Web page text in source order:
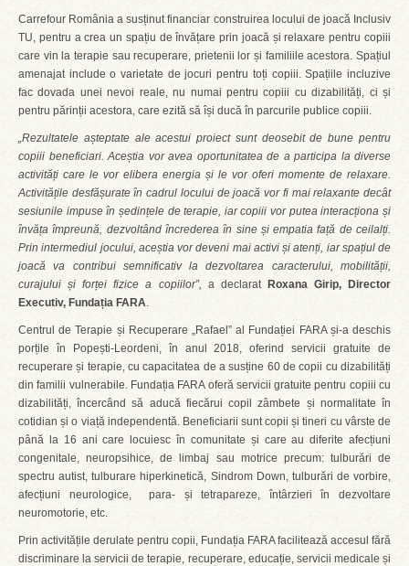
Carrefour România a susținut financiar construirea locului de joacă Inclusiv
TU, pentru a crea un spațiu de învățare prin joacă și relaxare pentru copiii
care vin la terapie sau recuperare, prietenii lor și familiile acestora. Spațiul
amenajat include o varietate de jocuri pentru toți copiii. Spațiile incluzive
fac dovada unei nevoi reale, nu numai pentru copiii cu dizabilități, ci și
pentru părinții acestora, care ezită să își ducă în parcurile publice copiii.
„Rezultatele așteptate ale acestui proiect sunt deosebit de bune pentru
copiii beneficiari. Aceștia vor avea oportunitatea de a participa la diverse
activități care le vor elibera energia și le vor oferi momente de relaxare.
Activitățile desfășurate în cadrul locului de joacă vor fi mai relaxante decât
sesiunile impuse în ședințele de terapie, iar copiii vor putea interacționa și
învăța împreună, dezvoltând încrederea în sine și empatia față de ceilalți.
Prin intermediul jocului, aceștia vor deveni mai activi și atenți, iar spațiul de
joacă va contribui semnificativ la dezvoltarea caracterului, mobilității,
curajului și forței fizice a copiilor”, a declarat Roxana Girip, Director
Executiv, Fundația FARA.
Centrul de Terapie și Recuperare „Rafael” al Fundației FARA și-a deschis
porțile în Popești-Leordeni, în anul 2018, oferind servicii gratuite de
recuperare și terapie, cu capacitatea de a susține 60 de copii cu dizabilități
din familii vulnerabile. Fundația FARA oferă servicii gratuite pentru copiii cu
dizabilități, încercând să aducă fiecărui copil zâmbete și normalitate în
cotidian și o viață independentă. Beneficiarii sunt copii și tineri cu vârste de
până la 16 ani care locuiesc în comunitate și care au diferite afecțiuni
congenitale, neuropsihice, de limbaj sau motrice precum: tulburări de
spectru autist, tulburare hiperkinetică, Sindrom Down, tulburări de vorbire,
afecțiuni neurologice, para- și tetrapareze, întârzieri în dezvoltare
neuromotorie, etc.
Prin activitățile derulate pentru copii, Fundația FARA facilitează accesul fără
discriminare la servicii de terapie, recuperare, educație, servicii medicale și